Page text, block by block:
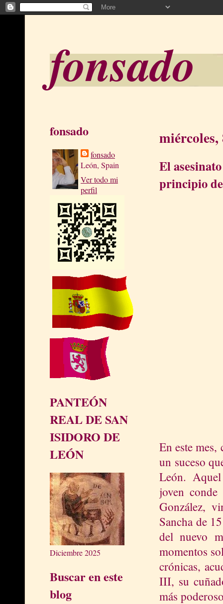
fonsado
fonsado
fonsado
León, Spain
Ver todo mi
perfil
PANTEÓN
REAL DE SAN
ISIDORO DE
LEÓN
Diciembre 2025
Buscar en este
blog
miércoles,
El
principio
En este mes,
un suceso
León.
joven conde
González,
Sancha de
del nuevo
momentos
crónicas,
III, su
más